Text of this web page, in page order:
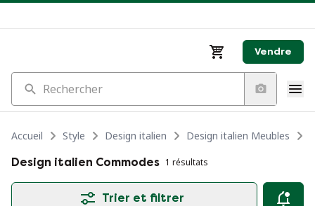
Vendre
Rechercher
Accueil Style Design italien Design italien Meubles
Design italien Commodes 1 résultats
Trier et filtrer